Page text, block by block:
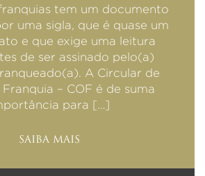
tem um documento
uma sigla, que é quase um
e que exige uma leitura
de ser assinado pelo(a)
A Circular de
– COF é de suma
para […]
SAIBA MAIS